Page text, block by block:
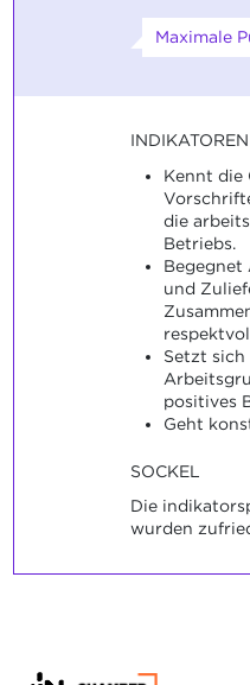
Maximale
INDIKATOREN
Kennt die
die
Betriebs.
Begegnet
und
Setzt
positives
Geht
SOCKEL
Die
wurden